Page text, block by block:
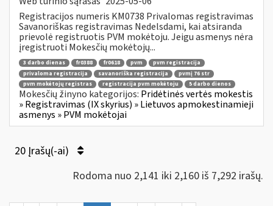
Registracijos numeris KM0738 Privalomas registravimas
Savanoriškas registravimas Nedelsdami, kai atsiranda
prievolė registruotis PVM mokėtoju. Jeigu asmenys nėra
įregistruoti Mokesčių mokėtojų...
3 darbo dienas fr0388 fr0618 pvm
pvm registracija
privaloma registracija
savanoriška registracija
pvmį 76 str
pvm mokėtojų registras
registracija pvm mokėtoju 5 darbo dienos
Mokesčių žinyno kategorijos: Pridėtinės vertės mokestis
» Registravimas (IX skyrius) » Lietuvos apmokestinamieji
asmenys » PVM mokėtojai
20 Įrašų(-ai)
Rodoma nuo 2,141 iki 2,160 iš 7,292 irašų.